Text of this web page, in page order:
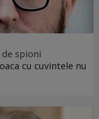
spioni
cu cuvintele nu